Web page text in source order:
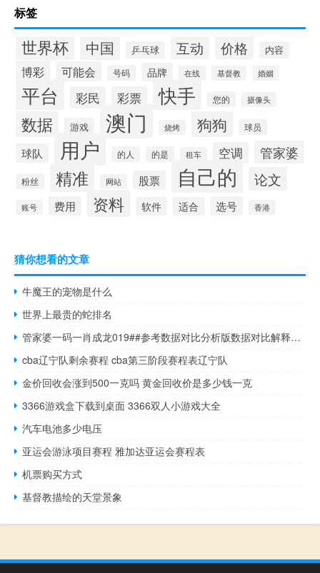
标签
世界杯 中国 乒乓球 互动 价格 内容
博彩 可能会 号码 品牌 在线 基督教 婚姻
平台 彩民 彩票 快手 您的 摄像头
数据 游戏 澳门 烧烤 狗狗 球员
球队 用户 的人 的是 租车 空调 管家婆
粉丝 精准 网站 股票 自己的 论文
账号 费用 资料 软件 适合 选号 香港
猜你想看的文章
牛魔王的宠物是什么
世界上最贵的蛇排名
管家婆一码一肖成龙019##参考数据对比分析版数据对比解释落实-606.DHA.22
cba辽宁队剩余赛程 cba第三阶段赛程表辽宁队
金价回收会涨到500一克吗 黄金回收价是多少钱一克
3366游戏盒下载到桌面 3366双人小游戏大全
汽车电池多少电压
亚运会游泳项目赛程 雅加达亚运会赛程表
机票购买方式
基督教描绘的天堂景象